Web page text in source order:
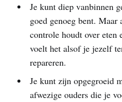
Je kunt diep vanbinnen
goed genoeg bent. Maar
controle houdt over eten
voelt het alsof je jezelf
repareren.
Je kunt zijn opgegroeid
afwezige ouders die je